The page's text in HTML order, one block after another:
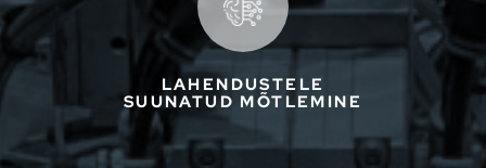
LAHENDUSTELE
SUUNATUD MÕTLEMINE